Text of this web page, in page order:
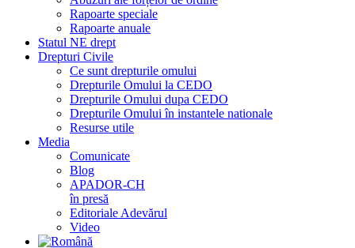
Rapoarte speciale
Rapoarte anuale
Statul NE drept
Drepturi Civile
Ce sunt drepturile omului
Drepturile Omului la CEDO
Drepturile Omului dupa CEDO
Drepturile Omului în instantele nationale
Resurse utile
Media
Comunicate
Blog
APADOR-CH
în presă
Editoriale Adevărul
Video